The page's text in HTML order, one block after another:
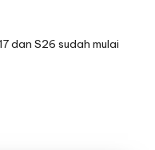
dan S26 sudah mulai